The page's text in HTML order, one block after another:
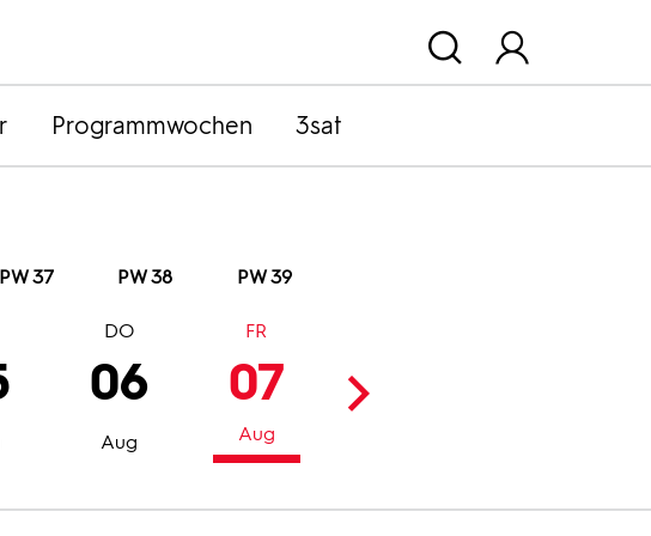
Programmwochen 3sat
PW 37 PW 38 PW 39
06
Aug
DO
07
Aug
FR
08